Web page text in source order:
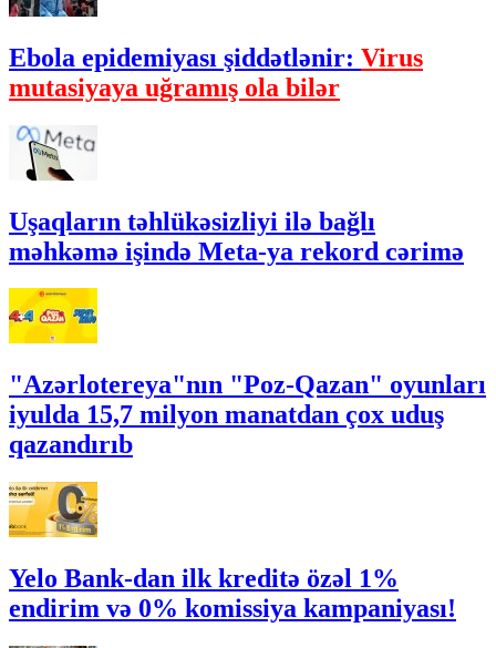
Ebola epidemiyası şiddətlənir: Virus
mutasiyaya uğramış ola bilər
Uşaqların təhlükəsizliyi ilə bağlı
məhkəmə işində Meta-ya rekord cərimə
"Azərlotereya"nın "Poz-Qazan" oyunları
iyulda 15,7 milyon manatdan çox uduş
qazandırıb
Yelo Bank-dan ilk kreditə özəl 1%
endirim və 0% komissiya kampaniyası!